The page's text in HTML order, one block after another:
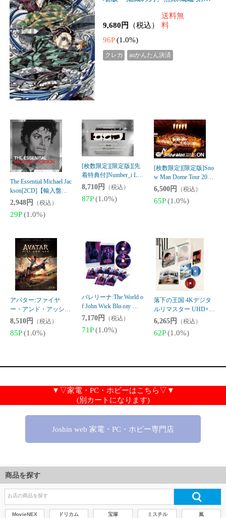
The Essential Michael Jac
kson[2CD]【輸入盤】
▼/マイケル・ジャク
ソン[CD]【返品種別
A】
2,948円（税込）
29P (1.0%)
[枚数限定][限定版][先
着特典付]Number_i LIV
E TOUR 2025 No.II (初
回限定盤)【2Blu-ray】/
Number_i[Blu-ray]【返
品種別A】
8,710円（税込）
87P (1.0%)
[枚数限定][限定版]Sno
w Man Dome Tour 2025-
2026 ON(初回盤)【DV
D3枚組】/Snow Man[D
VD]【返品種別A】
65P (1.0%)
アバター:ファイヤ
ー・アンド・アッシュ
4K UHD+3D+ブルーレ
イセット/サム・ワー
シントン[Blu-ray]【返
品種別A】
8,510円 （税込）
85P (1.0%)
バレリーナ:The World o
f John Wick Blu-ray プ
レミアムエディション/
アナ・デ・アルマス[Bl
u-ray]【返品種別A】
7,170円（税込）
落下の王国 4Kデジタ
ルリマスター UHD+B
D/リー・ペイス[Blu-ra
y]【返品種別A】
6,265円 （税込）
62P (1.0%)
Joshin web 家電・PC・ホビー専門店
商品を探す
MovieNEX ドリカム 宝塚 ミスチル 嵐